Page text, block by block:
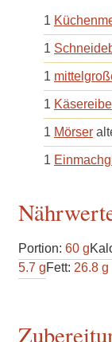
1
1
1
1 Käsereibe
1 Mörser
1
Portion: 60 g
5.7 gFett: 26.8 g